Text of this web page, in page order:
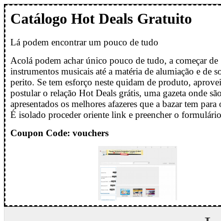
Catálogo Hot Deals Gratuito
Lá podem encontrar um pouco de tudo
Acolá podem achar único pouco de tudo, a começar de
instrumentos musicais até a matéria de alumiação e de
perito. Se tem esforço neste quidam de produto,
postular o relação Hot Deals grátis, uma gazeta onde
apresentados os melhores afazeres que a bazar tem para
É isolado proceder oriente link e preencher o
Coupon Code: vouchers